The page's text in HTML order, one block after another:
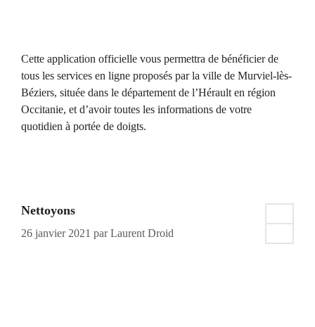
Cette application officielle vous permettra de bénéficier de
tous les services en ligne proposés par la ville de Murviel-lès-
Béziers, située dans le département de l’Hérault en région
Occitanie, et d’avoir toutes les informations de votre
quotidien à portée de doigts.
Nettoyons
26 janvier 2021 parLaurent Droid